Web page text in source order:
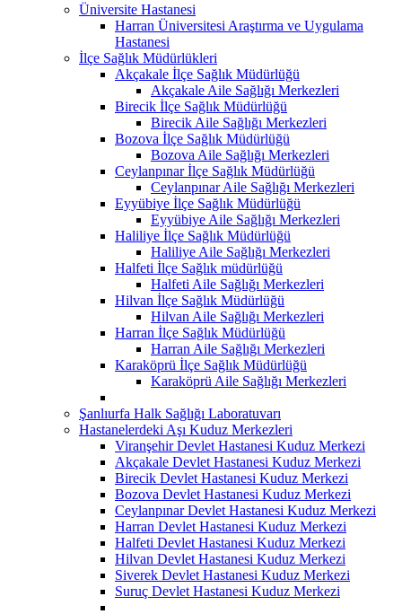
Üniversite Hastanesi
Harran Üniversitesi Araştırma ve Uygulama
Hastanesi
İlçe Sağlık Müdürlükleri
Akçakale İlçe Sağlık Müdürlüğü
Akçakale Aile Sağlığı Merkezleri
Birecik İlçe Sağlık Müdürlüğü
Birecik Aile Sağlığı Merkezleri
Bozova İlçe Sağlık Müdürlüğü
Bozova Aile Sağlığı Merkezleri
Ceylanpınar İlçe Sağlık Müdürlüğü
Ceylanpınar Aile Sağlığı Merkezleri
Eyyübiye İlçe Sağlık Müdürlüğü
Eyyübiye Aile Sağlığı Merkezleri
Haliliye İlçe Sağlık Müdürlüğü
Haliliye Aile Sağlığı Merkezleri
Halfeti İlçe Sağlık müdürlüğü
Halfeti Aile Sağlığı Merkezleri
Hilvan İlçe Sağlık Müdürlüğü
Hilvan Aile Sağlığı Merkezleri
Harran İlçe Sağlık Müdürlüğü
Harran Aile Sağlığı Merkezleri
Karaköprü İlçe Sağlık Müdürlüğü
Karaköprü Aile Sağlığı Merkezleri
Şanlıurfa Halk Sağlığı Laboratuvarı
Hastanelerdeki Aşı Kuduz Merkezleri
Viranşehir Devlet Hastanesi Kuduz Merkezi
Akçakale Devlet Hastanesi Kuduz Merkezi
Birecik Devlet Hastanesi Kuduz Merkezi
Bozova Devlet Hastanesi Kuduz Merkezi
Ceylanpınar Devlet Hastanesi Kuduz Merkezi
Harran Devlet Hastanesi Kuduz Merkezi
Halfeti Devlet Hastanesi Kuduz Merkezi
Hilvan Devlet Hastanesi Kuduz Merkezi
Siverek Devlet Hastanesi Kuduz Merkezi
Suruç Devlet Hastanesi Kuduz Merkezi